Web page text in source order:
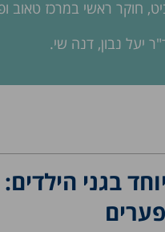
חוקר ראשי במרכז טאוב
יעל נבון, דנה שי.
בגני הילדים: